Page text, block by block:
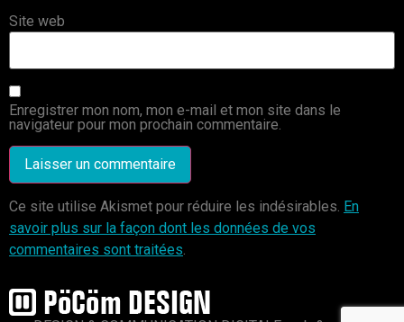
Site web
Enregistrer mon nom, mon e-mail et mon site dans le
navigateur pour mon prochain commentaire.
Ce site utilise Akismet pour réduire les indésirables. En
savoir plus sur la façon dont les données de vos
commentaires sont traitées.